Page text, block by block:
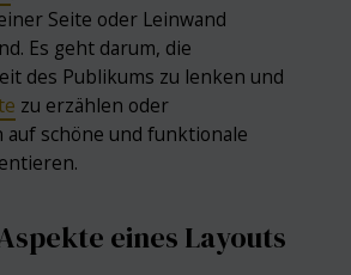
Seite oder Leinwand
Es geht darum, die
des Publikums zu lenken und
zu erzählen oder
schöne und funktionale
eines Layouts